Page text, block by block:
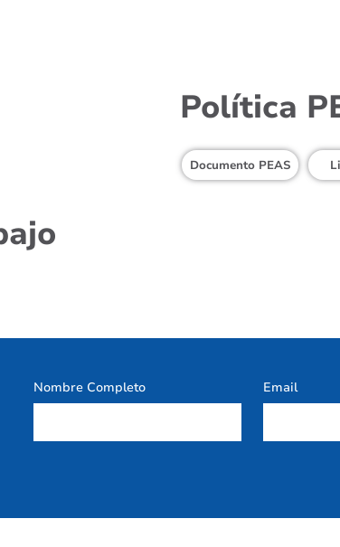
Política
Documento PEAS
Nombre Completo Email